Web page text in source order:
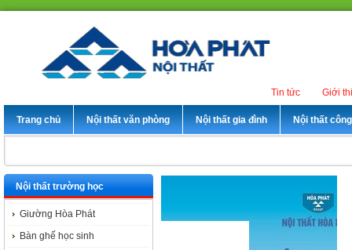
Giới
Tin tức
Trang chủ Nội thất văn phòng Nội thất gia đình Nội thất
Nội thất trường học
Giường Hòa Phát
Bàn ghế học sinh